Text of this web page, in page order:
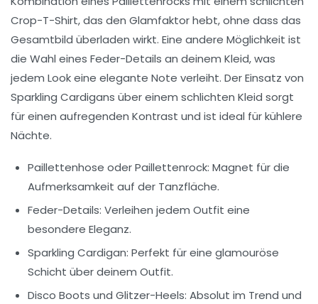
Crop-T-Shirt, das den Glamfaktor hebt, ohne dass das
Gesamtbild überladen wirkt. Eine andere Möglichkeit ist
die Wahl eines Feder-Details an deinem Kleid, was
jedem Look eine elegante Note verleiht. Der Einsatz von
Sparkling Cardigans über einem schlichten Kleid sorgt
für einen aufregenden Kontrast und ist ideal für kühlere
Nächte.
Paillettenhose oder Paillettenrock: Magnet für die
Aufmerksamkeit auf der Tanzfläche.
Feder-Details: Verleihen jedem Outfit eine
besondere Eleganz.
Sparkling Cardigan: Perfekt für eine glamouröse
Schicht über deinem Outfit.
Disco Boots und Glitzer-Heels: Absolut im Trend und